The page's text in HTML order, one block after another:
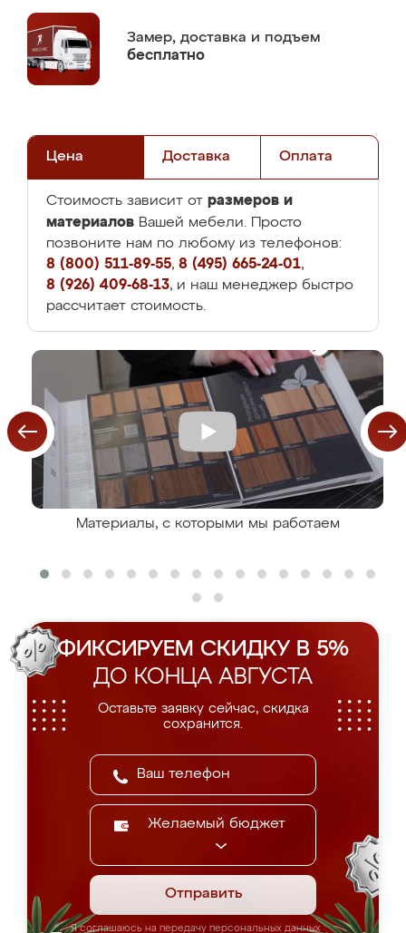
Замер, доставка и подъем
бесплатно
Цена Доставка Оплата
Стоимость зависит от размеров и
материалов Вашей мебели. Просто
позвоните нам по любому из телефонов:
8 (800) 511-89-55, 8 (495) 665-24-01,
8 (926) 409-68-13, и наш менеджер быстро
рассчитает стоимость.
Материалы, с которыми мы работаем
ФИКСИРУЕМ СКИДКУ В 5%
ДО КОНЦА АВГУСТА
Оставьте заявку сейчас, скидка
сохранится.
Желаемый бюджет
Отправить
Я соглашаюсь на передачу персональных данных